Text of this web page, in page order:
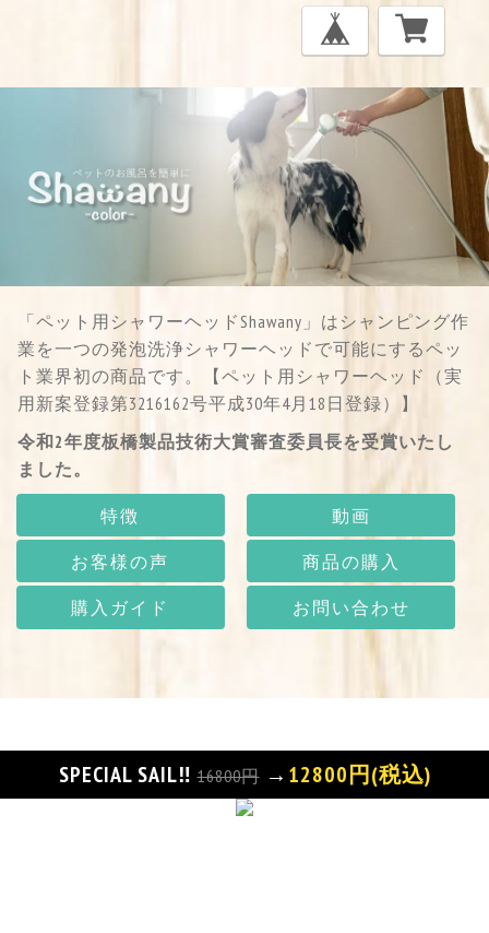
「ペット用シャワーヘッドShawany」はシャンピング作
業を一つの発泡洗浄シャワーヘッドで可能にするペッ
ト業界初の商品です。【ペット用シャワーヘッド（実
用新案登録第3216162号平成30年4月18日登録）】
令和2年度板橋製品技術大賞審査委員長を受賞いたし
ました。
特徴 動画
お客様の声 商品の購入
購入ガイド お問い合わせ
SPECIAL SAIL‼ 16800円→ 12800円(税込)